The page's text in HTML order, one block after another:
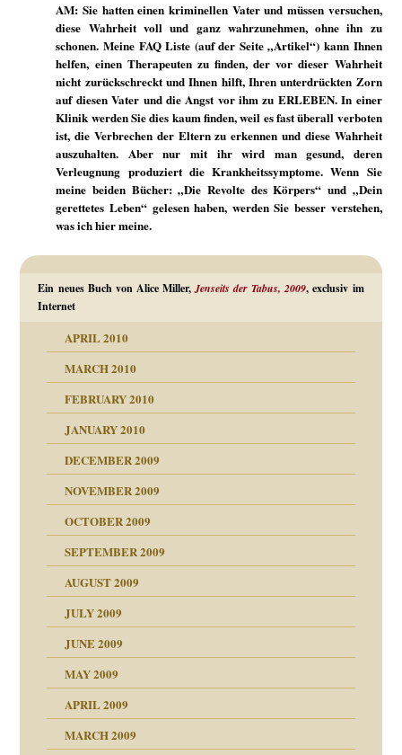
AM: Sie hatten einen kriminellen Vater und müssen versuchen,
diese Wahrheit voll und ganz wahrzunehmen, ohne ihn zu
schonen. Meine FAQ Liste (auf der Seite „Artikel“) kann Ihnen
helfen, einen Therapeuten zu finden, der vor dieser Wahrheit
nicht zurückschreckt und Ihnen hilft, Ihren unterdrückten Zorn
auf diesen Vater und die Angst vor ihm zu ERLEBEN. In einer
Klinik werden Sie dies kaum finden, weil es fast überall verboten
ist, die Verbrechen der Eltern zu erkennen und diese Wahrheit
auszuhalten. Aber nur mit ihr wird man gesund, deren
Verleugnung produziert die Krankheitssymptome. Wenn Sie
meine beiden Bücher: „Die Revolte des Körpers“ und „Dein
gerettetes Leben“ gelesen haben, werden Sie besser verstehen,
was ich hier meine.
Ein neues Buch von Alice Miller,Jenseits der Tabus, 2009, exclusiv im
Internet
APRIL 2010
MARCH 2010
FEBRUARY 2010
JANUARY 2010
DECEMBER 2009
NOVEMBER 2009
OCTOBER 2009
SEPTEMBER 2009
AUGUST 2009
JULY 2009
JUNE 2009
MAY 2009
APRIL 2009
MARCH 2009